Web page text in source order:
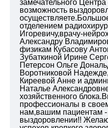
замечательного
возможность
отделением
Игоревичу,врачу-
Александру
физикам Кубасову
Зубаткиной Ирине
Петерсон Ольге
Воротниковой
Киреевой Анне и
Наталье
хозяйственного
профессионалы в
нам,вашим пациентам
выздоровлении!!